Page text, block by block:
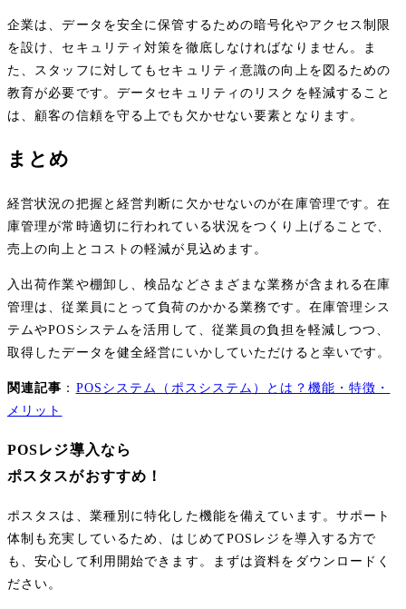
企業は、データを安全に保管するための暗号化やアクセス制限
を設け、セキュリティ対策を徹底しなければなりません。ま
た、スタッフに対してもセキュリティ意識の向上を図るための
教育が必要です。データセキュリティのリスクを軽減すること
は、顧客の信頼を守る上でも欠かせない要素となります。
まとめ
経営状況の把握と経営判断に欠かせないのが在庫管理です。在
庫管理が常時適切に行われている状況をつくり上げることで、
売上の向上とコストの軽減が見込めます。
入出荷作業や棚卸し、検品などさまざまな業務が含まれる在庫
管理は、従業員にとって負荷のかかる業務です。在庫管理シス
テムやPOSシステムを活用して、従業員の負担を軽減しつつ、
取得したデータを健全経営にいかしていただけると幸いです。
関連記事 ： POSシステム（ポスシステム）とは？機能・特徴・
メリット
POSレジ導入なら
ポスタスがおすすめ！
ポスタスは、業種別に特化した機能を備えています。サポート
体制も充実しているため、はじめてPOSレジを導入する方で
も、安心して利用開始できます。まずは資料をダウンロードく
ださい。